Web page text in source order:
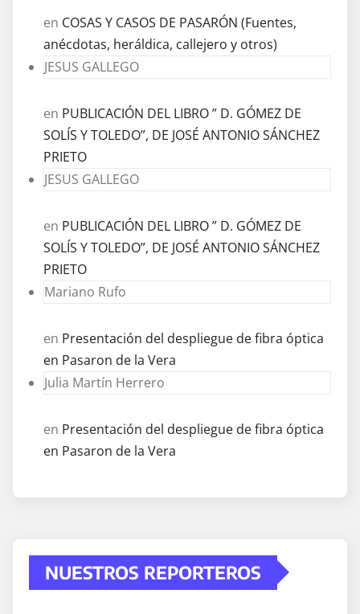
en COSAS Y CASOS DE PASARÓN (Fuentes,
anécdotas, heráldica, callejero y otros)
JESUS GALLEGO
en PUBLICACIÓN DEL LIBRO ” D. GÓMEZ DE
SOLÍS Y TOLEDO”, DE JOSÉ ANTONIO SÁNCHEZ
PRIETO
JESUS GALLEGO
en PUBLICACIÓN DEL LIBRO ” D. GÓMEZ DE
SOLÍS Y TOLEDO”, DE JOSÉ ANTONIO SÁNCHEZ
PRIETO
Mariano Rufo
en Presentación del despliegue de fibra óptica
en Pasaron de la Vera
Julia Martín Herrero
en Presentación del despliegue de fibra óptica
en Pasaron de la Vera
NUESTROS REPORTEROS